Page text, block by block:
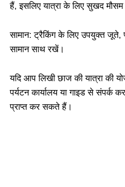
हैं, इसलिए यात्रा के लिए सुखद
सामान: ट्रैकिंग के लिए उपयुक्त
सामान साथ रखें।
यदि आप लिखी छाज की यात्रा की
पर्यटन कार्यालय या गाइड से संपर्क
प्राप्त कर सकते हैं।